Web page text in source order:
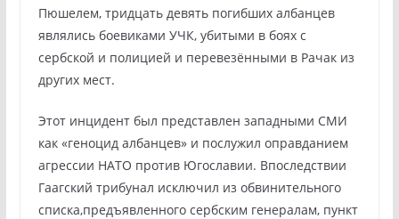
Пюшелем, тридцать девять погибших албанцев
являлись боевиками УЧК, убитыми в боях с
сербской и полицией и перевезёнными в Рачак из
других мест.
Этот инцидент был представлен западными СМИ
как «геноцид албанцев» и послужил оправданием
агрессии НАТО против Югославии. Впоследствии
Гаагский трибунал исключил из обвинительного
списка,предъявленного сербским генералам, пункт